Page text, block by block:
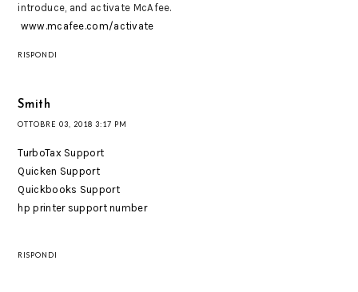
introduce, and activate McAfee.
www.mcafee.com/activate
RISPONDI
Smith
OTTOBRE 03, 2018 3:17 PM
TurboTax Support
Quicken Support
Quickbooks Support
hp printer support number
RISPONDI